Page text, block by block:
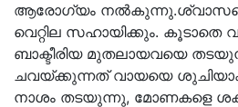
ആരോഗ്യം
വെറ്റില സഹായിക്കും.
ബാക്ടീരിയ മുതലായവയെ
ചവയ്ക്കുന്നത് വായയെ
നാശം തടയുന്നു, മോണകളെ